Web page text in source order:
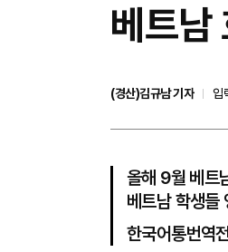
베트남
(경산)김규남 기자
입
올해 9월 베
베트남 학생들
한국어통번역